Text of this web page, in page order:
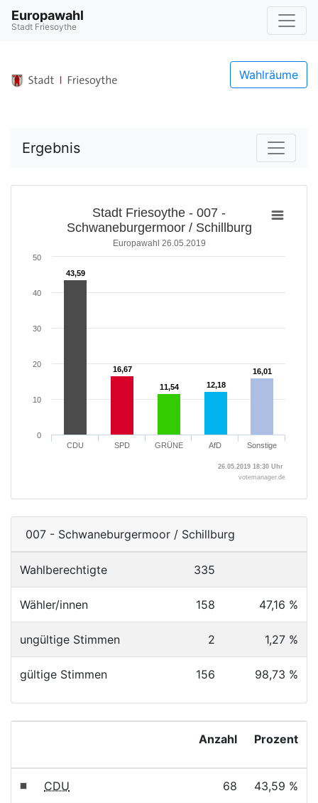
Europawahl
Stadt Friesoythe
Wahlräume
Ergebnis
Stadt Friesoythe - 007 -
Schwaneburgermoor / Schillburg
Europawahl 26.05.2019
43,59
43,59
16,67
16,67
11,54
11,54 12,18
12,18
16,01
16,01
CDU SPD GRÜNE AfD Sonstige
0
10
20
30
40
50
26.05.2019 18:30 Uhr
votemanager.de
007 - Schwaneburgermoor / Schillburg
Wahlberechtigte 335
Wähler/innen 158 47,16 %
ungültige Stimmen 2 1,27 %
gültige Stimmen 156 98,73 %
Anzahl Prozent
CDU 68 43,59 %